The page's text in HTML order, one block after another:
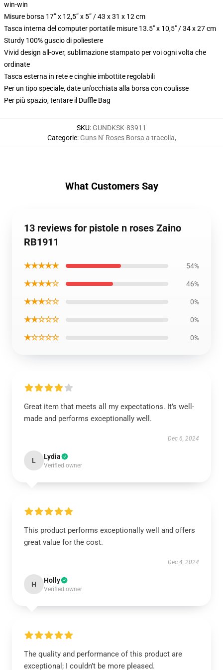
win-win
Misure borsa 17” x 12,5” x 5” / 43 x 31 x 12 cm
Tasca interna del computer portatile misure 13.5" x 10,5" / 34 x 27 cm
Sturdy 100% guscio di poliestere
Vivid design all-over, sublimazione stampato per voi ogni volta che
ordinate
Tasca esterna in rete e cinghie imbottite regolabili
Per un tipo speciale, date un'occhiata alla borsa con coulisse
Per più spazio, tentare il Duffle Bag
SKU: GUNDKSK-83911
Categorie: Guns N' Roses Borsa a tracolla,
What Customers Say
13 reviews for pistole n roses Zaino
RB1911
★★★★★ 54%
★★★★☆ 46%
★★★☆☆ 0%
★★☆☆☆ 0%
★☆☆☆☆ 0%
Great item that meets all my expectations. It’s well-
made and performs exceptionally well.
Dec 6, 2024
L Lydia
Verified owner
This product performs exceptionally well and offers
great value for the cost.
Dec 4, 2024
H Holly
Verified owner
The quality and performance of this product are
exceptional; I couldn’t be more pleased.